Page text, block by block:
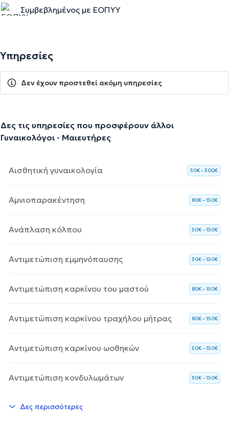
Συμβεβλημένος με ΕΟΠΥΥ
Υπηρεσίες
Δεν έχουν προστεθεί ακόμη υπηρεσίες
Δες τις υπηρεσίες που προσφέρουν άλλοι
Γυναικολόγοι - Μαιευτήρες
Αισθητική γυναικολογία 50€ – 300€
Αμνιοπαρακέντηση 80€ – 150€
Ανάπλαση κόλπου 50€ – 150€
Αντιμετώπιση εμμηνόπαυσης 30€ – 150€
Αντιμετώπιση καρκίνου του μαστού 80€ – 150€
Αντιμετώπιση καρκίνου τραχήλου μήτρας 80€ – 150€
Αντιμετώπιση καρκίνου ωοθηκών 50€ – 150€
Αντιμετώπιση κονδυλωμάτων 30€ – 150€
Δες περισσότερες